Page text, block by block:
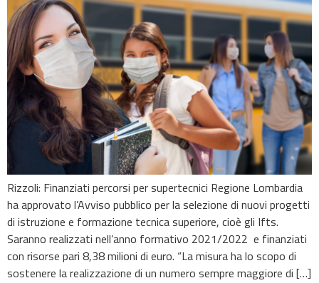
Rizzoli: Finanziati percorsi per supertecnici Regione Lombardia
ha approvato l’Avviso pubblico per la selezione di nuovi progetti
di istruzione e formazione tecnica superiore, cioè gli Ifts.
Saranno realizzati nell’anno formativo 2021/2022 e finanziati
con risorse pari 8,38 milioni di euro. “La misura ha lo scopo di
sostenere la realizzazione di un numero sempre maggiore di […]